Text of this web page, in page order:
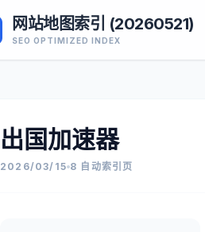
网站地图索引 (20260521)
SEO OPTIMIZED INDEX
出国加速器
2026/03/15 8 自动索引页